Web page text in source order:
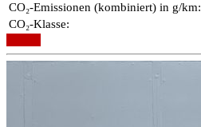
CO₂-Emissionen (kombiniert) in g/km:
CO₂-Klasse: